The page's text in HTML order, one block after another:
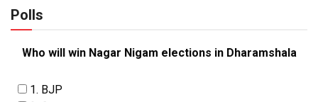
Polls
Who will win Nagar Nigam elections in Dharamshala
1. BJP